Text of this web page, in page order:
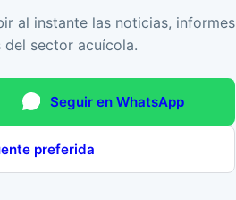
al instante las noticias, informes
sector acuícola.
Seguir en WhatsApp
preferida